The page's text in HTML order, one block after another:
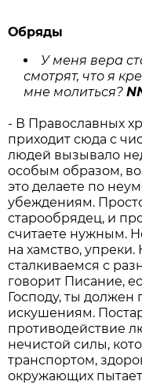
Обряды
У меня вера
смотрят, что я
мне молиться?
- В Православных
приходит сюда с
людей вызывало
особым образом,
это делаете по
убеждениям.
старообрядец, и
считаете нужным.
на хамство,
сталкиваемся с
говорит Писание,
Господу, ты должен
искушениям.
противодействие
нечистой силы,
транспортом,
окружающих